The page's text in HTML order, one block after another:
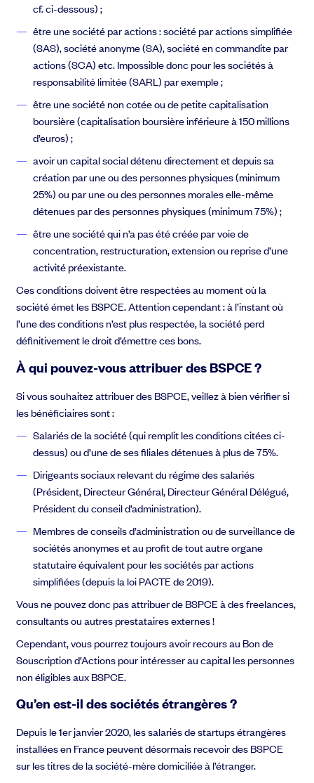
cf. ci-dessous) ;
être une société par actions : société par actions simplifiée
(SAS), société anonyme (SA), société en commandite par
actions (SCA) etc. Impossible donc pour les sociétés à
responsabilité limitée (SARL) par exemple ;
être une société non cotée ou de petite capitalisation
boursière (capitalisation boursière inférieure à 150 millions
d’euros) ;
avoir un capital social détenu directement et depuis sa
création par une ou des personnes physiques (minimum
25%) ou par une ou des personnes morales elle-même
détenues par des personnes physiques (minimum 75%) ;
être une société qui n’a pas été créée par voie de
concentration, restructuration, extension ou reprise d’une
activité préexistante.
Ces conditions doivent être respectées au moment où la
société émet les BSPCE. Attention cependant : à l’instant où
l’une des conditions n’est plus respectée, la société perd
définitivement le droit d’émettre ces bons.
À qui pouvez-vous attribuer des BSPCE ?
Si vous souhaitez attribuer des BSPCE, veillez à bien vérifier si
les bénéficiaires sont :
Salariés de la société (qui remplit les conditions citées ci-
dessus) ou d’une de ses filiales détenues à plus de 75%.
Dirigeants sociaux relevant du régime des salariés
(Président, Directeur Général, Directeur Général Délégué,
Président du conseil d’administration).
Membres de conseils d’administration ou de surveillance de
sociétés anonymes et au profit de tout autre organe
statutaire équivalent pour les sociétés par actions
simplifiées (depuis la loi PACTE de 2019).
Vous ne pouvez donc pas attribuer de BSPCE à des freelances,
consultants ou autres prestataires externes !
Cependant, vous pourrez toujours avoir recours au Bon de
Souscription d’Actions pour intéresser au capital les personnes
non éligibles aux BSPCE.
Qu’en est-il des sociétés étrangères ?
Depuis le 1er janvier 2020, les salariés de startups étrangères
installées en France peuvent désormais recevoir des BSPCE
sur les titres de la société-mère domiciliée à l’étranger.